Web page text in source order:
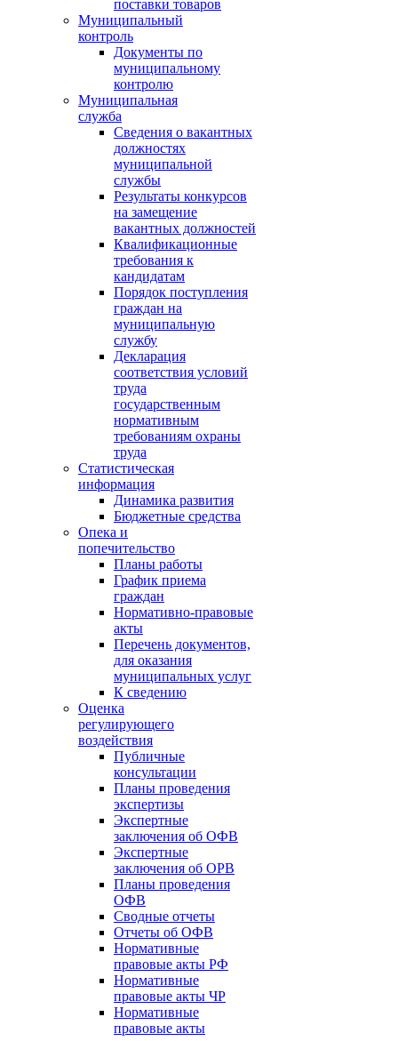
поставки товаров
Муниципальный
контроль
Документы по
муниципальному
контролю
Муниципальная
служба
Сведения о вакантных
должностях
муниципальной
службы
Результаты конкурсов
на замещение
вакантных должностей
Квалификационные
требования к
кандидатам
Порядок поступления
граждан на
муниципальную
службу
Декларация
соответствия условий
труда
государственным
нормативным
требованиям охраны
труда
Статистическая
информация
Динамика развития
Бюджетные средства
Опека и
попечительство
Планы работы
График приема
граждан
Нормативно-правовые
акты
Перечень документов,
для оказания
муниципальных услуг
К сведению
Оценка
регулирующего
воздействия
Публичные
консультации
Планы проведения
экспертизы
Экспертные
заключения об ОФВ
Экспертные
заключения об ОРВ
Планы проведения
ОФВ
Сводные отчеты
Отчеты об ОФВ
Нормативные
правовые акты РФ
Нормативные
правовые акты ЧР
Нормативные
правовые акты